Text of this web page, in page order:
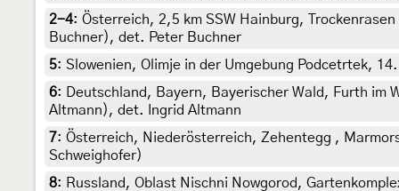
2-4: Österreich, 2,5 km SSW Hainburg,
Buchner), det. Peter Buchner
5: Slowenien, Olimje in der Umgebung Podcetrtek,
6:
Deutschland, Bayern, Bayerischer Wald, Furth
Altmann), det. Ingrid Altmann
7: Österreich, Niederösterreich, Zehentegg ,
Schweighofer)
8: Russland, Oblast Nischni Nowgorod,